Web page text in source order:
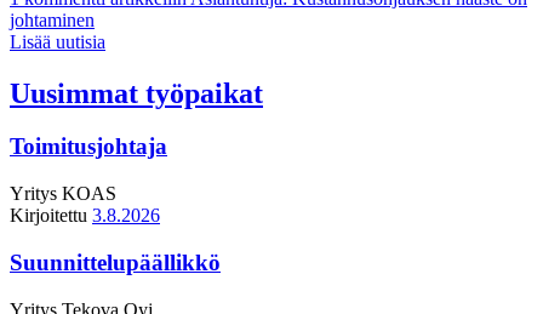
johtaminen
Lisää uutisia
Uusimmat työpaikat
Toimitusjohtaja
Yritys KOAS
Kirjoitettu 3.8.2026
Suunnittelupäällikkö
Yritys Tekova Oyj